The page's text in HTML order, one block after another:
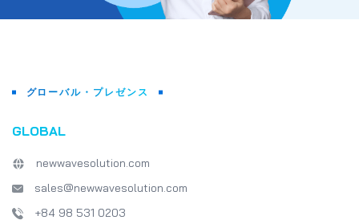
グローバル・プレゼンス
GLOBAL
newwavesolution.com
sales@newwavesolution.com
+84 98 531 0203